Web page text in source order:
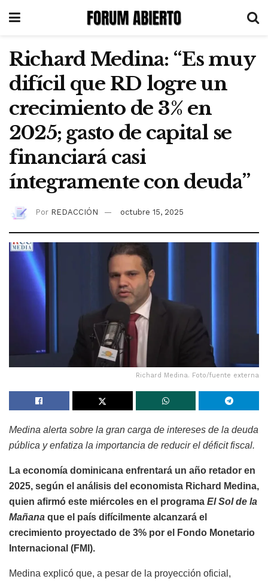
Richard Medina: “Es muy
difícil que RD logre un
crecimiento de 3% en
2025; gasto de capital se
financiará casi
íntegramente con deuda”
Por REDACCIÓN octubre 15, 2025
Richard Medina. Foto/fuente externa
Medina alerta sobre la gran carga de intereses de la deuda
pública y enfatiza la importancia de reducir el déficit fiscal.
La economía dominicana enfrentará un año retador en
2025, según el análisis del economista Richard Medina,
quien afirmó este miércoles en el programa El Sol de la
Mañana que el país difícilmente alcanzará el
crecimiento proyectado de 3% por el Fondo Monetario
Internacional (FMI).
Medina explicó que, a pesar de la proyección oficial,